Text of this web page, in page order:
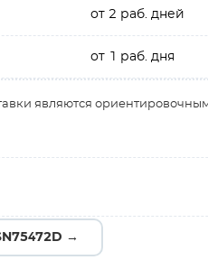
от 2 раб. дней
от 1 раб. дня
являются
→